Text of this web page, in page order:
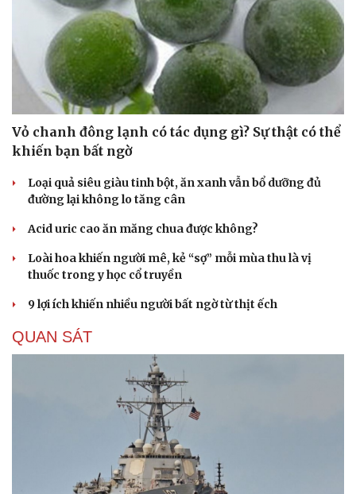
Hạt giống tâm hồn
Vỏ chanh đông lạnh có tác dụng gì? Sự thật có thể
khiến bạn bất ngờ
Loại quả siêu giàu tinh bột, ăn xanh vẫn bổ dưỡng đủ
đường lại không lo tăng cân
Acid uric cao ăn măng chua được không?
Loài hoa khiến người mê, kẻ “sợ” mỗi mùa thu là vị
thuốc trong y học cổ truyền
9 lợi ích khiến nhiều người bất ngờ từ thịt ếch
QUAN SÁT